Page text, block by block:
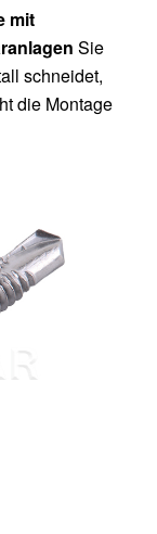
mit
Sie
schneidet,
die Montage